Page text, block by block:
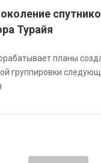
Турайя
планы
группировки